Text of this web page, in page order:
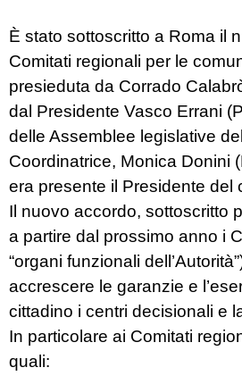
È stato sottoscritto a Roma il
Comitati regionali per le
presieduta da Corrado
dal Presidente Vasco Errani
delle Assemblee legislative
Coordinatrice, Monica Donini
era presente il Presidente del
Il nuovo accordo, sottoscritto
a partire dal prossimo anno i
“organi funzionali
accrescere le garanzie e
cittadino i centri decisionali e
In particolare ai Comitati
quali: